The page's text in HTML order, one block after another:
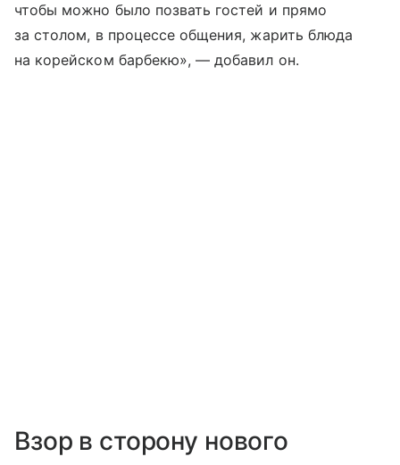
чтобы можно было позвать гостей и прямо
за столом, в процессе общения, жарить блюда
на корейском барбекю», — добавил он.
Взор в сторону нового